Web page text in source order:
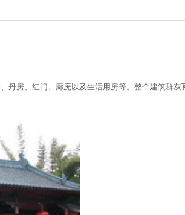
房、红门、廊庑以及生活用房等。整个建筑群灰